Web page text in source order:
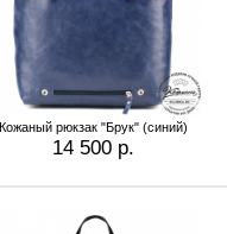
Кожаный рюкзак "Брук" (синий)
14 500 р.